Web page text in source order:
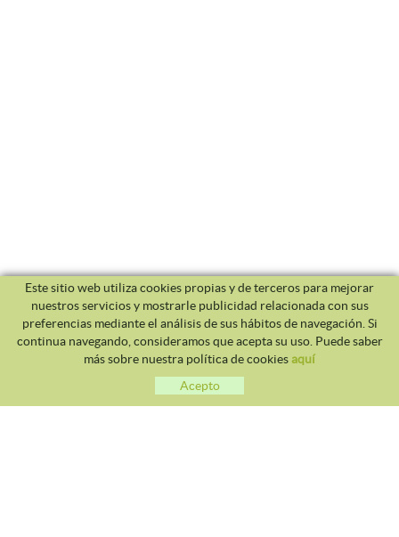
Este sitio web utiliza cookies propias y de terceros para mejorar
nuestros servicios y mostrarle publicidad relacionada con sus
preferencias mediante el análisis de sus hábitos de navegación. Si
continua navegando, consideramos que acepta su uso. Puede saber
más sobre nuestra política de cookiesaquí
Acepto